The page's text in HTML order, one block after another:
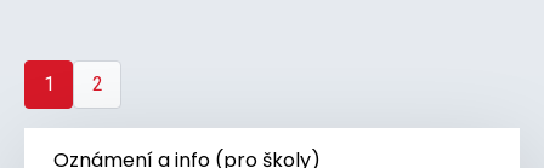
1 2
Oznámení a info (pro školy)